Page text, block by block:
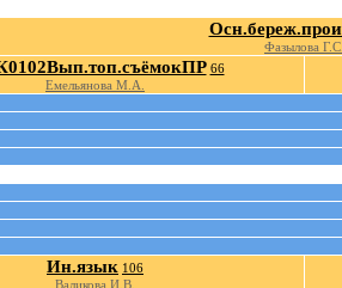
Фазылова
66
Емельянова М.А.
Ин.язык 106
Валикова И.В.